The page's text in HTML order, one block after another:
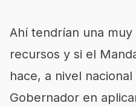
Ahí tendrían una
recursos y si el
hace, a nivel
Gobernador en